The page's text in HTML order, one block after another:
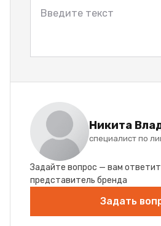
Никита
специалист по
Задайте вопрос — вам
представитель бренда
Задать